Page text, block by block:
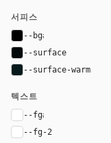
서피스
--bg#000000
--surface
--surface-warm
텍스트
--fg#ffffff
--fg-2